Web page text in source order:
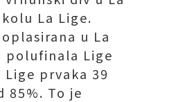
La Lige.
u La
polufinala Lige
prvaka 39
To je